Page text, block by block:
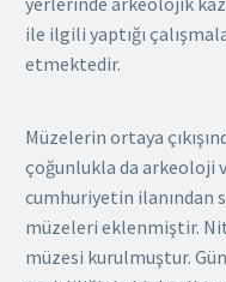
ile ilgili yaptığı
etmektedir.
Müzelerin ortaya
çoğunlukla da arkeoloji
cumhuriyetin ilanından
müzeleri eklenmiştir.
müzesi kurulmuştur.